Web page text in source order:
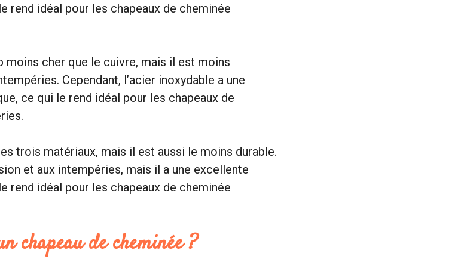
rend idéal pour les chapeaux de cheminée
moins cher que le cuivre, mais il est moins
Cependant, l’acier inoxydable a une
ce qui le rend idéal pour les chapeaux de
trois matériaux, mais il est aussi le moins durable.
et aux intempéries, mais il a une excellente
rend idéal pour les chapeaux de cheminée
chapeau de cheminée ?